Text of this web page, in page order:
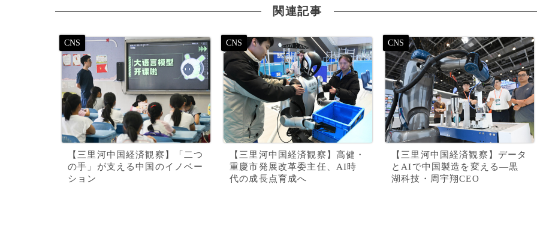
関連記事
【三里河中国経済観察】「二つ
の手」が支える中国のイノベー
ション
【三里河中国経済観察】高健・
重慶市発展改革委主任、AI時
代の成長点育成へ
【三里河中国経済観察】データ
とAIで中国製造を変える—黒
湖科技・周宇翔CEO